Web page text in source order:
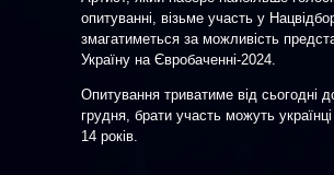
опитуванні, візьме участь у
змагатиметься за можливість
Україну на Євробаченні-2024.
Опитування триватиме від сьогодні
грудня, брати участь можуть українці
14 років.